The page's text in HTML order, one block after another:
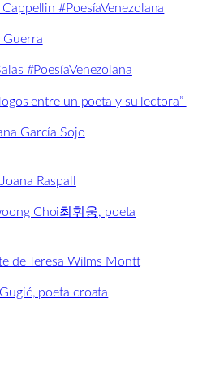
#PoesíaVenezolana
Guerra
#PoesíaVenezolana
entre un poeta y su lectora”
García Sojo
Raspall
Choi최휘웅, poeta
de Teresa Wilms Montt
poeta croata